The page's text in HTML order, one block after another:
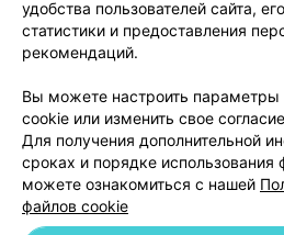
Написать
Обработка
удобства пользователей сайта,
статистики и предоставления
рекомендаций.
Вы можете настроить параметры
cookie или изменить свое
Для получения дополнительной
сроках и порядке использования
можете ознакомиться с нашей
файлов cookie